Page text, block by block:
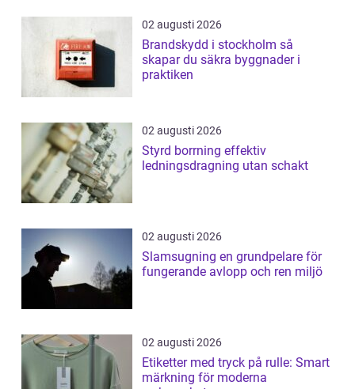
02 augusti 2026
Brandskydd i stockholm så
skapar du säkra byggnader i
praktiken
02 augusti 2026
Styrd borrning effektiv
ledningsdragning utan schakt
02 augusti 2026
Slamsugning en grundpelare för
fungerande avlopp och ren miljö
02 augusti 2026
Etiketter med tryck på rulle: Smart
märkning för moderna